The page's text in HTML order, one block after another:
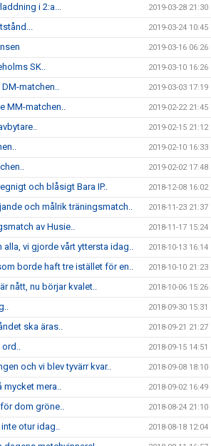
i 2:a... 2019-03-28 21:30
2019-03-24 10:45
2019-03-16 06:26
SK.. 2019-03-10 16:26
matchen.. 2019-03-03 17:19
MM-matchen.. 2019-02-22 21:45
2019-02-15 21:12
2019-02-10 16:33
2019-02-02 17:48
och blåsigt Bara IP.. 2018-12-08 16:02
och målrik träningsmatch.. 2018-11-23 21:37
av Husie.. 2018-11-17 15:24
vi gjorde vårt yttersta idag.. 2018-10-13 16:14
borde haft tre istället för en.. 2018-10-10 21:23
nått, nu börjar kvalet.. 2018-10-06 15:26
2018-09-30 15:31
ska äras.. 2018-09-21 21:27
2018-09-15 14:51
och vi blev tyvärr kvar.. 2018-09-08 18:10
mera.. 2018-09-02 16:49
dom gröne.. 2018-08-24 21:10
otur idag.. 2018-08-18 12:04